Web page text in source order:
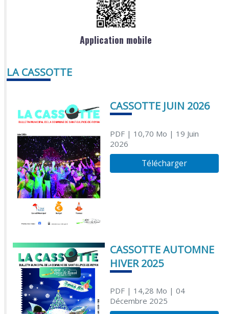
Application mobile
LA CASSOTTE
CASSOTTE JUIN 2026
PDF| 10,70 Mo | 19 Juin
2026
Télécharger
CASSOTTE AUTOMNE
HIVER 2025
PDF| 14,28 Mo | 04
Décembre 2025